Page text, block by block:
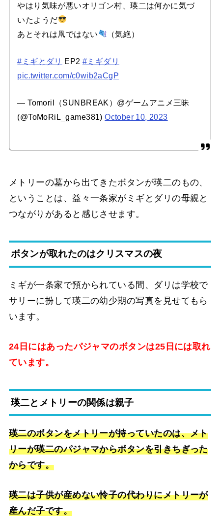
やはり気味が悪いオリゴン村、瑛二は何かに気づ
いたようだ
あとそれは凧ではない
（気絶）
#ミギとダリ EP2 #ミギダリ
pic.twitter.com/c0wib2aCgP
— Tomoril（SUNBREAK）@ゲームアニメ三昧
(@ToMoRiL_game381)October 10, 2023
メトリーの墓から出てきたボタンが瑛二のもの、
ということは、益々一条家がミギとダリの母親と
つながりがあると感じさせます。
ボタンが取れたのはクリスマスの夜
ミギが一条家で預かられている間、ダリは学校で
サリーに扮して瑛二の幼少期の写真を見せてもら
います。
24日にはあったパジャマのボタンは25日には取れ
ています。
瑛二とメトリーの関係は親子
瑛二のボタンをメトリーが持っていたのは、メト
リーが瑛二のパジャマからボタンを引きちぎった
からです。
瑛二は子供が産めない怜子の代わりにメトリーが
産んだ子です。